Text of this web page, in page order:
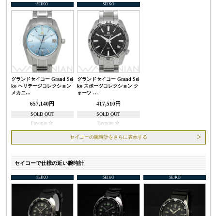
SEIKO
グランドセイコー Grand Sei
ko ヘリテージコレクション
メカニ…
657,140円
SOLD OUT
Favorite
SEIKO
グランドセイコー Grand Sei
ko スポーツコレクション ク
ォーツ …
417,510円
SOLD OUT
Favorite
セイコーの腕時計をさらに表示する
セイコーで仕様の近い腕時計
SEIKO SEIKO SEIKO